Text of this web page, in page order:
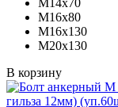
М16х80
М16х130
М20х130
В корзину